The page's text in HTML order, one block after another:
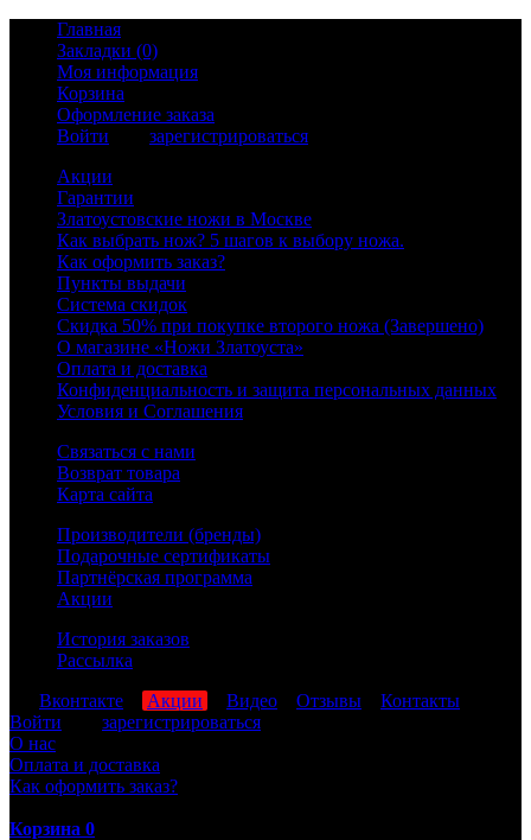
Главная
Закладки (0)
Моя информация
Корзина
Оформление заказа
Войти
зарегистрироваться
Акции
Гарантии
Златоустовские ножи в Москве
Как выбрать нож? 5 шагов к выбору ножа.
Как оформить заказ?
Пункты выдачи
Система скидок
Скидка 50% при покупке второго ножа (Завершено)
О магазине «Ножи Златоуста»
Оплата и доставка
Конфиденциальность и защита персональных данных
Условия и Соглашения
Связаться с нами
Возврат товара
Карта сайта
Производители (бренды)
Подарочные сертификаты
Партнёрская программа
Акции
История заказов
Рассылка
Вконтакте Акции Видео Отзывы
Контакты
Войти
зарегистрироваться
О нас
Оплата и доставка
Как оформить заказ?
Корзина 0